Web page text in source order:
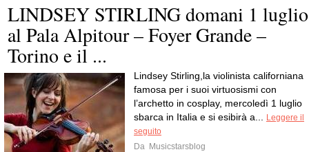
LINDSEY STIRLING domani 1 luglio
al Pala Alpitour – Foyer Grande –
Torino e il ...
Lindsey Stirling,la violinista californiana
famosa per i suoi virtuosismi con
l’archetto in cosplay, mercoledì 1 luglio
sbarca in Italia e si esibirà a...
Leggere il
seguito
Da Musicstarsblog